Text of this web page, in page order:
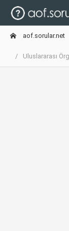
aof.sorular.net
Uluslararası